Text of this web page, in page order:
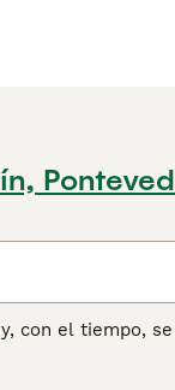
con el tiempo,
a